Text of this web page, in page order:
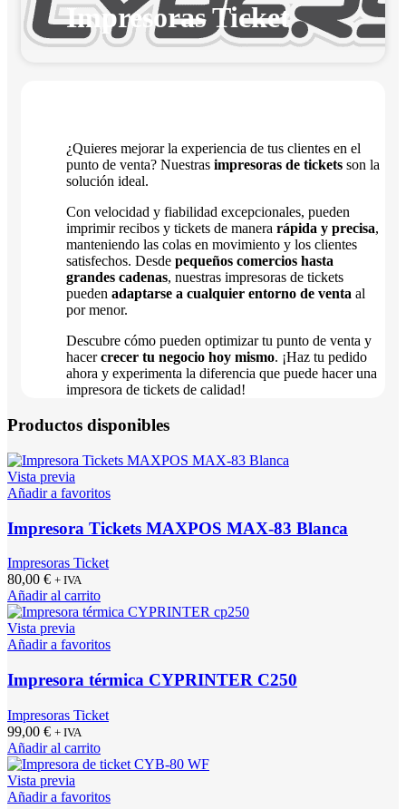
Impresoras Ticket
¿Quieres mejorar la experiencia de tus clientes en el
punto de venta? Nuestras impresoras de tickets son la
solución ideal.
Con velocidad y fiabilidad excepcionales, pueden
imprimir recibos y tickets de manera rápida y precisa,
manteniendo las colas en movimiento y los clientes
satisfechos. Desde pequeños comercios hasta
grandes cadenas, nuestras impresoras de tickets
pueden adaptarse a cualquier entorno de venta al
por menor.
Descubre cómo pueden optimizar tu punto de venta y
hacercrecer tu negocio hoy mismo. ¡Haz tu pedido
ahora y experimenta la diferencia que puede hacer una
impresora de tickets de calidad!
Productos disponibles
Vista previa
Añadir a favoritos
Impresora Tickets MAXPOS MAX-83 Blanca
Impresoras Ticket
80,00 € + IVA
Añadir al carrito
Vista previa
Añadir a favoritos
Impresora térmica CYPRINTER C250
Impresoras Ticket
99,00 € + IVA
Añadir al carrito
Vista previa
Añadir a favoritos